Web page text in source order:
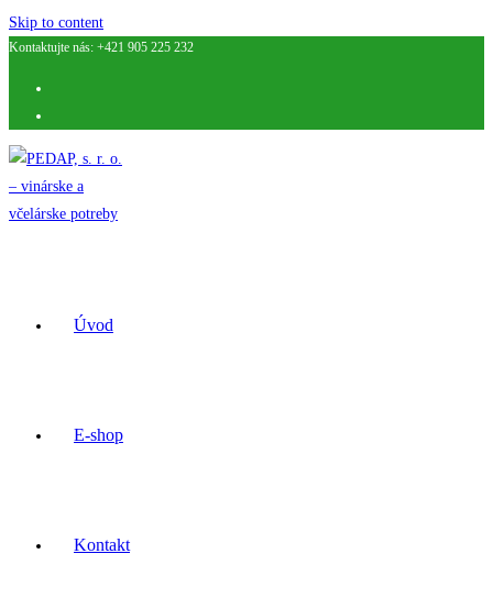
Skip to content
Kontaktujte nás: +421 905 225 232
Úvod
E-shop
Kontakt